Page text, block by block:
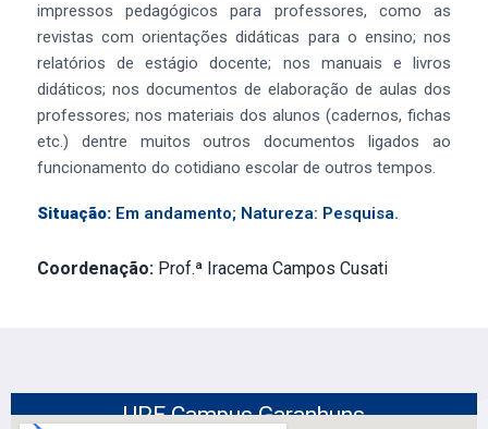
impressos pedagógicos para professores, como as
revistas com orientações didáticas para o ensino; nos
relatórios de estágio docente; nos manuais e livros
didáticos; nos documentos de elaboração de aulas dos
professores; nos materiais dos alunos (cadernos, fichas
etc.) dentre muitos outros documentos ligados ao
funcionamento do cotidiano escolar de outros tempos.
Situação:Em andamento; Natureza: Pesquisa.
Coordenação:Prof.ª Iracema Campos Cusati
UPE Campus Garanhuns